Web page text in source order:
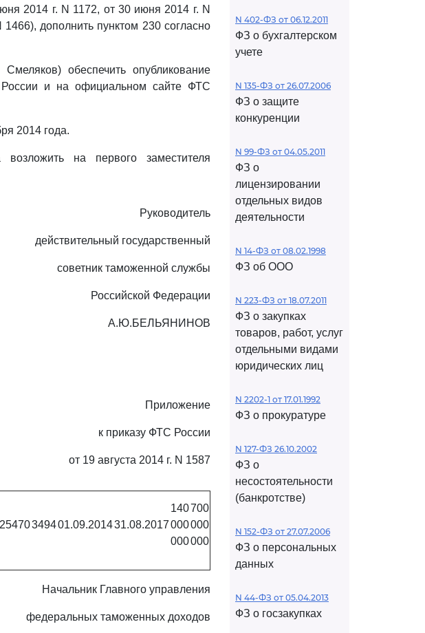
2014 г. N 1172, от 30 июня 2014 г. N
дополнить пунктом 230 согласно
обеспечить опубликование
и на официальном сайте ФТС
2014 года.
на первого заместителя
Руководитель
действительный государственный
советник таможенной службы
Российской Федерации
А.Ю.БЕЛЬЯНИНОВ
Приложение
к приказу ФТС России
от 19 августа 2014 г. N 1587
349401.09.201431.08.2017
140
000
000
700
000
000
Начальник Главного управления
федеральных таможенных доходов
N 402-ФЗ от 06.12.2011
ФЗ о бухгалтерском
учете
N 135-ФЗ от 26.07.2006
ФЗ о защите
конкуренции
N 99-ФЗ от 04.05.2011
ФЗ о
лицензировании
отдельных видов
деятельности
N 14-ФЗ от 08.02.1998
ФЗ об ООО
N 223-ФЗ от 18.07.2011
ФЗ о закупках
товаров, работ, услуг
отдельными видами
юридических лиц
N 2202-1 от 17.01.1992
ФЗ о прокуратуре
N 127-ФЗ 26.10.2002
ФЗ о
несостоятельности
(банкротстве)
N 152-ФЗ от 27.07.2006
ФЗ о персональных
данных
N 44-ФЗ от 05.04.2013
ФЗ о госзакупках